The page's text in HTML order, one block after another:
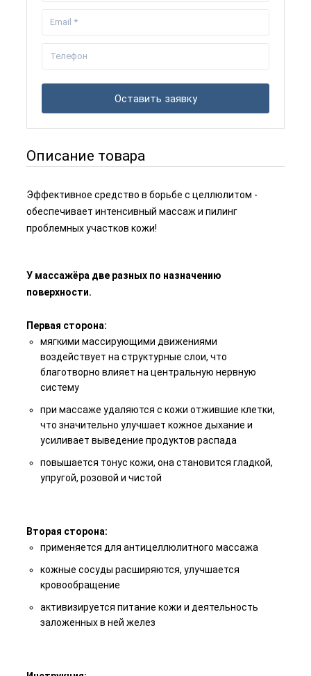
Оставить заявку
Описание товара
Эффективное средство в борьбе с целлюлитом -
обеспечивает интенсивный массаж и пилинг
проблемных участков кожи!
У массажёра две разных по назначению
поверхности.
Первая сторона:
мягкими массирующими движениями
воздействует на структурные слои, что
благотворно влияет на центральную нервную
систему
при массаже удаляются с кожи отжившие клетки,
что значительно улучшает кожное дыхание и
усиливает выведение продуктов распада
повышается тонус кожи, она становится гладкой,
упругой, розовой и чистой
Вторая сторона:
применяется для антицеллюлитного массажа
кожные сосуды расширяются, улучшается
кровообращение
активизируется питание кожи и деятельность
заложенных в ней желез